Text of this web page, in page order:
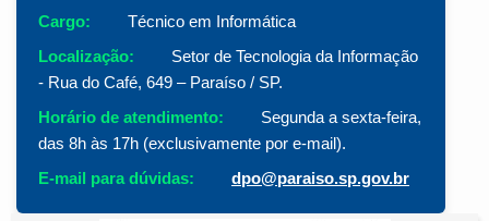
Cargo:
Técnico em Informática
Localização:
Setor de Tecnologia da Informação
- Rua do Café, 649 – Paraíso / SP.
Horário de atendimento:
Segunda a sexta-feira,
das 8h às 17h (exclusivamente por e-mail).
E-mail para dúvidas:
dpo@paraiso.sp.gov.br